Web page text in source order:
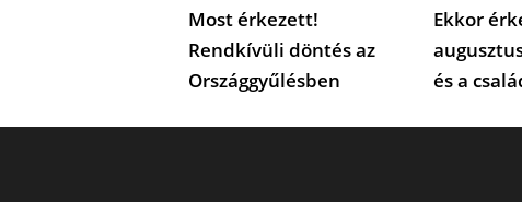
Most érkezett!
Rendkívüli döntés az
Országgyűlésben
Ekkor
és a